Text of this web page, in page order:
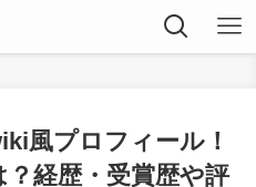
風プロフィール！
経歴・受賞歴や評